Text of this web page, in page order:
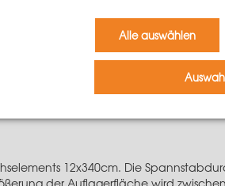
Elemente zusammen mit den
Vieleckausgleich außen ist auf der
eine polygonale Rundung. Der
12x340cm. Die
der Auflagerfläche wird
Alle auswählen